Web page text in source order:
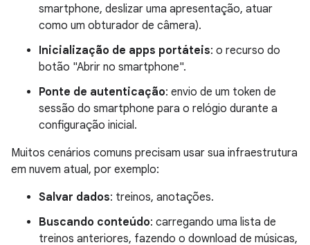
smartphone, deslizar uma apresentação, atuar
como um obturador de câmera).
Inicialização de apps portáteis: o recurso do
botão "Abrir no smartphone".
Ponte de autenticação: envio de um token de
sessão do smartphone para o relógio durante a
configuração inicial.
Muitos cenários comuns precisam usar sua infraestrutura
em nuvem atual, por exemplo:
Salvar dados: treinos, anotações.
Buscando conteúdo: carregando uma lista de
treinos anteriores, fazendo o download de músicas,